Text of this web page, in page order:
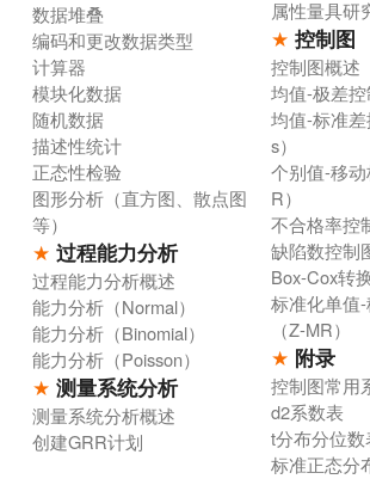
数据堆叠
编码和更改数据类型
计算器
模块化数据
随机数据
描述性统计
正态性检验
图形分析（直方图、散点图
等）
★ 过程能力分析
过程能力分析概述
能力分析（Normal）
能力分析（Binomial）
能力分析（Poisson）
★ 测量系统分析
测量系统分析概述
创建GRR计划
属性量具研
★ 控制图
控制图概述
均值-极差控
均值-标准
s）
个别值-移
R）
不合格率控
缺陷数控制
Box-Cox转
标准化单值
（Z-MR）
★ 附录
控制图常用
d2系数表
t分布分位数
标准正态分